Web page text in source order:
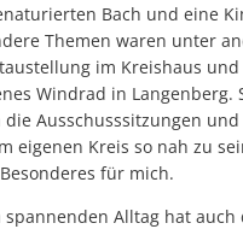
Bach und eine
Themen waren unter
im Kreishaus und
Windrad in Langenberg.
Ausschusssitzungen
eigenen Kreis so nah zu
für mich.
spannenden Alltag hat auch